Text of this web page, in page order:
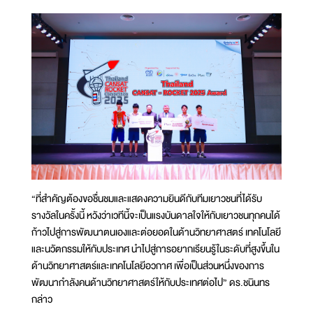
“ที่สำคัญต้องขอชื่นชมและแสดงความยินดีกับทีมเยาวชนที่ได้รับ
รางวัลในครั้งนี้ หวังว่าเวทีนี้จะเป็นแรงบันดาลใจให้กับเยาวชนทุกคนได้
ก้าวไปสู่การพัฒนาตนเองและต่อยอดในด้านวิทยาศาสตร์ เทคโนโลยี
และนวัตกรรมให้กับประเทศ นำไปสู่การอยากเรียนรู้ในระดับที่สูงขึ้นใน
ด้านวิทยาศาสตร์และเทคโนโลยีอวกาศ เพื่อเป็นส่วนหนึ่งของการ
พัฒนากำลังคนด้านวิทยาศาสตร์ให้กับประเทศต่อไป” ดร.ชนินทร
กล่าว